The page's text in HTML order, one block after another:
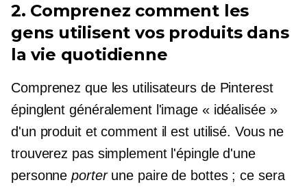
2. Comprenez comment les
gens utilisent vos produits dans
la vie quotidienne
Comprenez que les utilisateurs de Pinterest
épinglent généralement l'image « idéalisée »
d'un produit et comment il est utilisé. Vous ne
trouverez pas simplement l'épingle d'une
personneporter une paire de bottes ; ce sera